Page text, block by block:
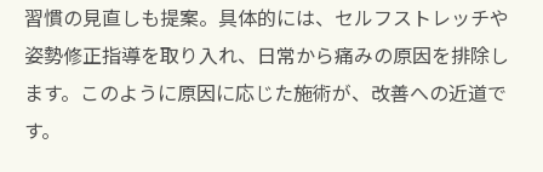
習慣の見直しも提案。具体的には、セルフストレッチや
姿勢修正指導を取り入れ、日常から痛みの原因を排除し
ます。このように原因に応じた施術が、改善への近道で
す。